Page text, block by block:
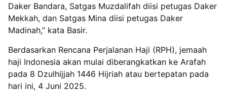
Daker Bandara, Satgas Muzdalifah diisi petugas Daker
Mekkah, dan Satgas Mina diisi petugas Daker
Madinah,” kata Basir.
Berdasarkan Rencana Perjalanan Haji (RPH), jemaah
haji Indonesia akan mulai diberangkatkan ke Arafah
pada 8 Dzulhijjah 1446 Hijriah atau bertepatan pada
hari ini, 4 Juni 2025.